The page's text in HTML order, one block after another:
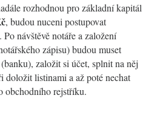
rozhodnou pro základní kapitál
, budou nuceni postupovat
návštěvě notáře a založení
zápisu) budou muset
založit si účet, splnit na něj
doložit listinami a až poté nechat
obchodního rejstříku.